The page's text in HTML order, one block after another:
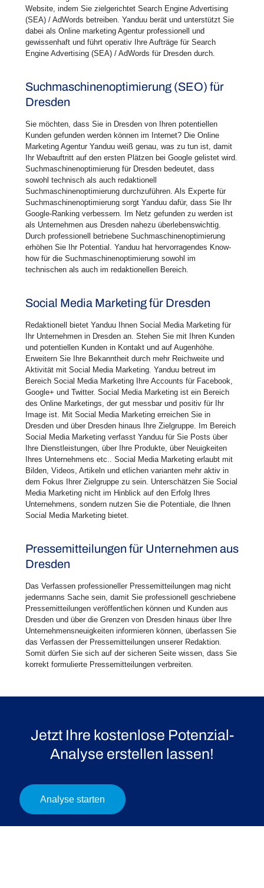
Website, indem Sie zielgerichtet Search Engine Advertising
(SEA) / AdWords betreiben. Yanduu berät und unterstützt Sie
dabei als Online marketing Agentur professionell und
gewissenhaft und führt operativ Ihre Aufträge für Search
Engine Advertising (SEA) / AdWords für Dresden durch.
Suchmaschinenoptimierung (SEO) für
Dresden
Sie möchten, dass Sie in Dresden von Ihren potentiellen
Kunden gefunden werden können im Internet? Die Online
Marketing Agentur Yanduu weiß genau, was zu tun ist, damit
Ihr Webauftritt auf den ersten Plätzen bei Google gelistet wird.
Suchmaschinenoptimierung für Dresden bedeutet, dass
sowohl technisch als auch redaktionell
Suchmaschinenoptimierung durchzuführen. Als Experte für
Suchmaschinenoptimierung sorgt Yanduu dafür, dass Sie Ihr
Google-Ranking verbessern. Im Netz gefunden zu werden ist
als Unternehmen aus Dresden nahezu überlebenswichtig.
Durch professionell betriebene Suchmaschinenoptimierung
erhöhen Sie Ihr Potential. Yanduu hat hervorragendes Know-
how für die Suchmaschinenoptimierung sowohl im
technischen als auch im redaktionellen Bereich.
Social Media Marketing für Dresden
Redaktionell bietet Yanduu Ihnen Social Media Marketing für
Ihr Unternehmen in Dresden an. Stehen Sie mit Ihren Kunden
und potentiellen Kunden in Kontakt und auf Augenhöhe.
Erweitern Sie Ihre Bekanntheit durch mehr Reichweite und
Aktivität mit Social Media Marketing. Yanduu betreut im
Bereich Social Media Marketing Ihre Accounts für Facebook,
Google+ und Twitter. Social Media Marketing ist ein Bereich
des Online Marketings, der gut messbar und positiv für Ihr
Image ist. Mit Social Media Marketing erreichen Sie in
Dresden und über Dresden hinaus Ihre Zielgruppe. Im Bereich
Social Media Marketing verfasst Yanduu für Sie Posts über
Ihre Dienstleistungen, über Ihre Produkte, über Neuigkeiten
Ihres Unternehmens etc.. Social Media Marketing erlaubt mit
Bilden, Videos, Artikeln und etlichen varianten mehr aktiv in
dem Fokus Ihrer Zielgruppe zu sein. Unterschätzen Sie Social
Media Marketing nicht im Hinblick auf den Erfolg Ihres
Unternehmens, sondern nutzen Sie die Potentiale, die Ihnen
Social Media Marketing bietet.
Pressemitteilungen für Unternehmen aus
Dresden
Das Verfassen professioneller Pressemitteilungen mag nicht
jedermanns Sache sein, damit Sie professionell geschriebene
Pressemitteilungen veröffentlichen können und Kunden aus
Dresden und über die Grenzen von Dresden hinaus über Ihre
Unternehmensneuigkeiten informieren können, überlassen Sie
das Verfassen der Pressemitteilungen unserer Redaktion.
Somit dürfen Sie sich auf der sicheren Seite wissen, dass Sie
korrekt formulierte Pressemitteilungen verbreiten.
Jetzt Ihre kostenlose Potenzial-
Analyse erstellen lassen!
Analyse starten